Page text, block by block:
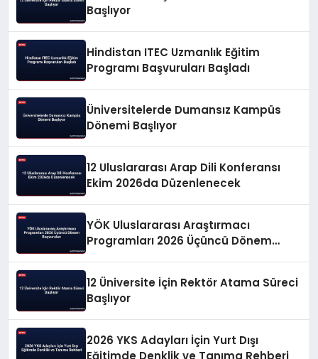
Başlıyor
Hindistan ITEC Uzmanlık Eğitim
Programı Başvuruları Başladı
Üniversitelerde Dumansız Kampüs
Dönemi Başlıyor
12 Uluslararası Arap Dili Konferansı
Ekim 2026da Düzenlenecek
YÖK Uluslararası Araştırmacı
Programları 2026 Üçüncü Dönem
12 Üniversite İçin Rektör Atama Süreci
Başlıyor
2026 YKS Adayları İçin Yurt Dışı
Eğitimde Denklik ve Tanıma Rehberi